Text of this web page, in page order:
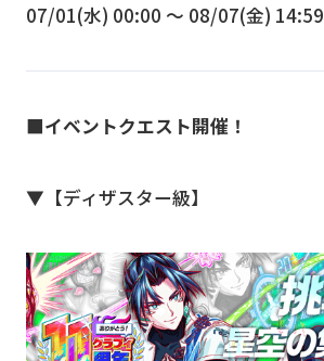
07/01(水) 00:00 〜 08/07(金) 14:59
■イベントクエスト開催！
▼【ディザスター級】